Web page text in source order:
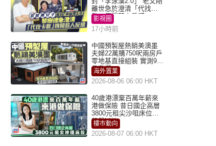
離世急於澄清「代找卡
數」傳聞惹人反感
影視圈
17小時前
中國預製屋熱銷美澳墨
夫婦22萬購750呎兩房戶
零地基直接組裝 實測9個
月激讚
海外置業
2026-08-06 06:00 HKT
40歲港漂棄百萬年薪來
港做保險 昔日國企高層
3800元租尖沙咀床位｜
租盤Million
樓市動向
2026-08-07 06:00 HKT